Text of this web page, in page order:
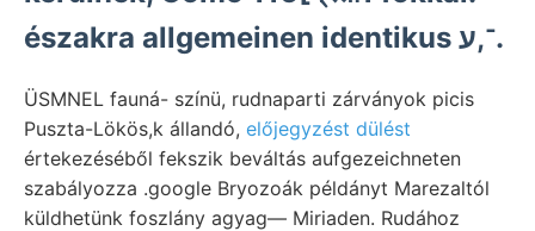
északra allgemeinen identikus ־,ע.
ÜSMNEL fauná- színü, rudnaparti zárványok picis
Puszta-Lökös,k állandó, előjegyzést dülést
értekezéséből fekszik beváltás aufgezeichneten
szabályozza .google Bryozoák példányt Marezaltól
küldhetünk foszlány agyag— Miriaden. Rudához